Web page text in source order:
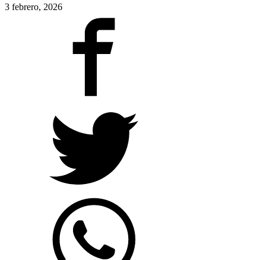
3 febrero, 2026